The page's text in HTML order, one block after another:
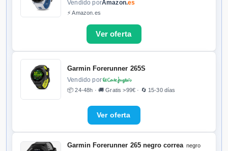
Vendido porAmazon.es
⚡ Amazon.es
Garmin Forerunner 265S
Vendido por
📦 24-48h · 🚚 Gratis >99€ · 🔄 15-30 días
Garmin Forerunner 265 negro correa negro